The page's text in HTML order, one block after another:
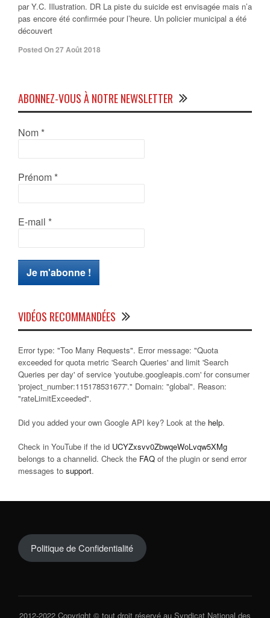
par Y.C. Illustration. DR La piste du suicide est envisagée mais n’a
pas encore été confirmée pour l’heure. Un policier municipal a été
découvert
Posted On 27 Août 2018
ABONNEZ-VOUS À NOTRE NEWSLETTER
Nom *
Prénom *
E-mail *
VIDÉOS RECOMMANDÉES
Error type: "Too Many Requests". Error message: "Quota
exceeded for quota metric 'Search Queries' and limit 'Search
Queries per day' of service 'youtube.googleapis.com' for consumer
'project_number:115178531677'." Domain: "global". Reason:
"rateLimitExceeded".
Did you added your own Google API key? Look at the help.
Check in YouTube if the id UCYZxsvv0ZbwqeWoLvqw5XMg
belongs to a channelid. Check the FAQ of the plugin or send error
messages to support.
Politique de Confidentialité
2012-2022 Copyright © tout droit réservé au Syndicat National des